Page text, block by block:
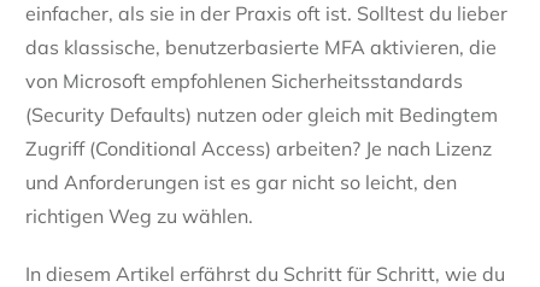
einfacher, als sie in der Praxis oft ist. Solltest du lieber
das klassische, benutzerbasierte MFA aktivieren, die
von Microsoft empfohlenen Sicherheitsstandards
(Security Defaults) nutzen oder gleich mit Bedingtem
Zugriff (Conditional Access) arbeiten? Je nach Lizenz
und Anforderungen ist es gar nicht so leicht, den
richtigen Weg zu wählen.
In diesem Artikel erfährst du Schritt für Schritt, wie du